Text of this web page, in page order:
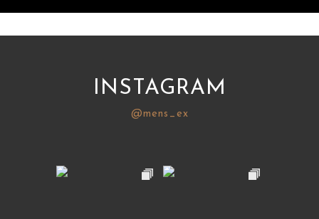
INSTAGRAM
@mens_ex